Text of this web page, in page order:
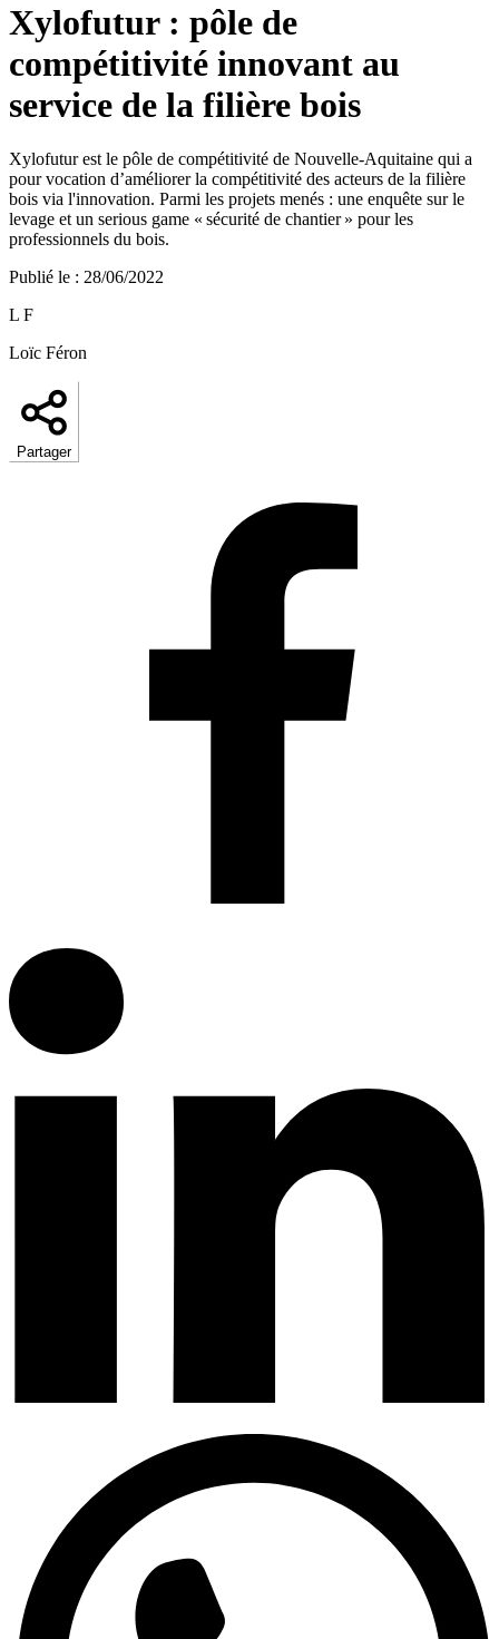
Xylofutur : pôle de
compétitivité innovant au
service de la filière bois
Xylofutur est le pôle de compétitivité de Nouvelle-Aquitaine qui a
pour vocation d’améliorer la compétitivité des acteurs de la filière
bois via l'innovation. Parmi les projets menés : une enquête sur le
levage et un serious game « sécurité de chantier » pour les
professionnels du bois.
Publié le : 28/06/2022
L F
Loïc Féron
Partager